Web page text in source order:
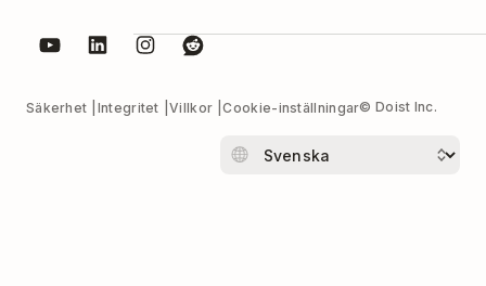
Säkerhet Integritet Villkor Cookie-inställningar© Doist Inc.